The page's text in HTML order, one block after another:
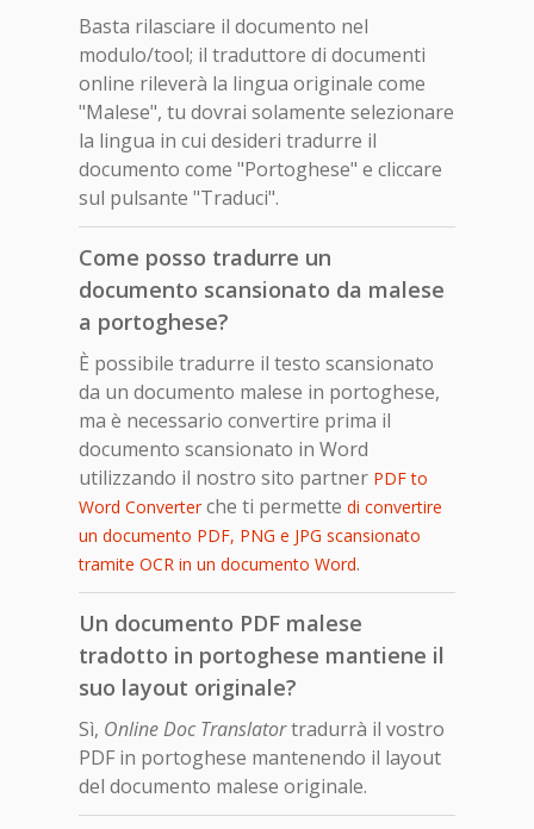
Basta rilasciare il documento nel
modulo/tool; il traduttore di documenti
online rileverà la lingua originale come
"Malese", tu dovrai solamente selezionare
la lingua in cui desideri tradurre il
documento come "Portoghese" e cliccare
sul pulsante "Traduci".
Come posso tradurre un
documento scansionato da malese
a portoghese?
È possibile tradurre il testo scansionato
da un documento malese in portoghese,
ma è necessario convertire prima il
documento scansionato in Word
utilizzando il nostro sito partner PDF to
Word Converterche ti permette di convertire
un documento PDF, PNG e JPG scansionato
tramite OCR in un documento Word.
Un documento PDF malese
tradotto in portoghese mantiene il
suo layout originale?
Sì, Online Doc Translatortradurrà il vostro
PDF in portoghese mantenendo il layout
del documento malese originale.